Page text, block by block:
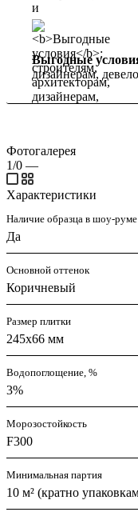
Выгодные
дизайнерам,
Фотогалерея
1/0 —
Характеристики
Наличие образца в шоу-руме
Да
Основной оттенок
Коричневый
Размер плитки
245х66 мм
Водопоглощение, %
3%
Морозостойкость
F300
Минимальная партия
10 м² (кратно